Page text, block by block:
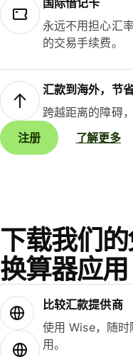
国际借记卡
永远不用担心汇
的交易手续费。
汇款到海外，节
跨越距离的障碍
注册
了解更多
下载我们
换算器应用
比较汇款提供商
使用 Wise，随时
用。